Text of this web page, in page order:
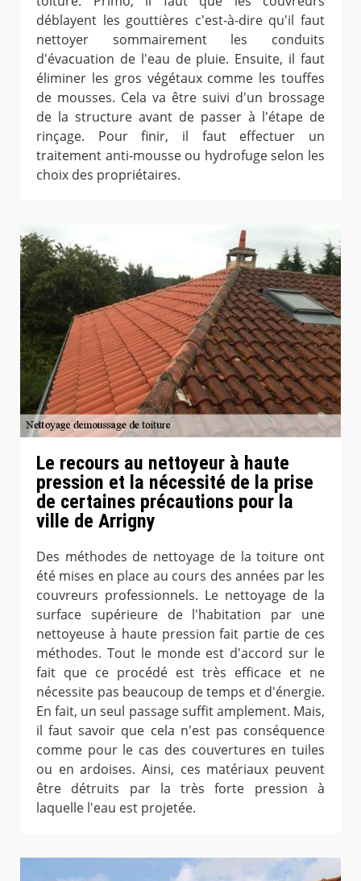
déblayent les gouttières c'est-à-dire qu'il faut
nettoyer sommairement les conduits
d'évacuation de l'eau de pluie. Ensuite, il faut
éliminer les gros végétaux comme les touffes
de mousses. Cela va être suivi d'un brossage
de la structure avant de passer à l'étape de
rinçage. Pour finir, il faut effectuer un
traitement anti-mousse ou hydrofuge selon les
choix des propriétaires.
Le recours au nettoyeur à haute
pression et la nécessité de la prise
de certaines précautions pour la
ville de Arrigny
Des méthodes de nettoyage de la toiture ont
été mises en place au cours des années par les
couvreurs professionnels. Le nettoyage de la
surface supérieure de l'habitation par une
nettoyeuse à haute pression fait partie de ces
méthodes. Tout le monde est d'accord sur le
fait que ce procédé est très efficace et ne
nécessite pas beaucoup de temps et d'énergie.
En fait, un seul passage suffit amplement. Mais,
il faut savoir que cela n'est pas conséquence
comme pour le cas des couvertures en tuiles
ou en ardoises. Ainsi, ces matériaux peuvent
être détruits par la très forte pression à
laquelle l'eau est projetée.